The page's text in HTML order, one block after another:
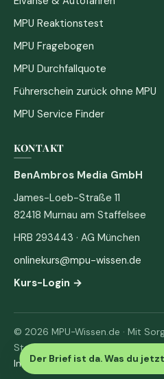
Der Brief ist da. Was du
MPU Reaktionstest
MPU Fragebogen
MPU Durchfallquote
Führerschein zurück ohne MPU
MPU Service Finder
KONTAKT
BenAmbros Media GmbH
James-Loeb-Straße 11
82418 Murnau am Staffelsee
HRB 293443 · AG München
onlinekurs@mpu-wissen.de
Kurs-Login →
© 2026 MPU-Wissen.de · Mit
Staffelsee
Impressum· Datenschutz & AGB